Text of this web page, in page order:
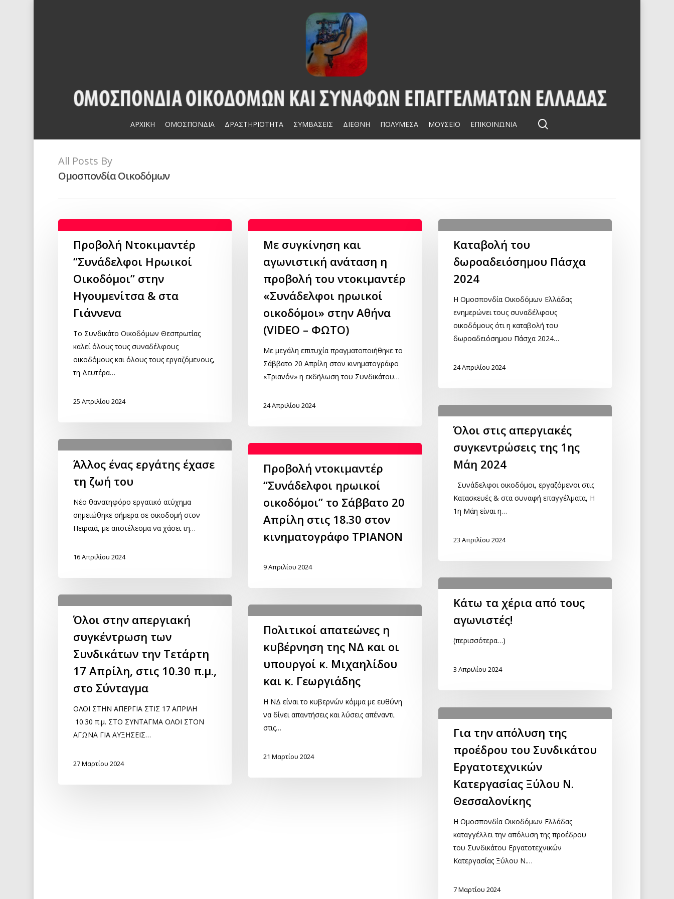
ΑΡΧΙΚΗ ΟΜΟΣΠΟΝΔΙΑ ΔΡΑΣΤΗΡΙΟΤΗΤΑ ΣΥΜΒΑΣΕΙΣ ΔΙΕΘΝΗ ΠΟΛΥΜΕΣΑ ΜΟΥΣΕΙΟ ΕΠΙΚΟΙΝΩΝΙΑ
All Posts By
Ομοσπονδία Οικοδόμων
Προβολή Ντοκιμαντέρ
“Συνάδελφοι Ηρωικοί
Οικοδόμοι” στην
Ηγουμενίτσα & στα
Γιάννενα
Το Συνδικάτο Οικοδόμων Θεσπρωτίας
καλεί όλους τους συναδέλφους
οικοδόμους και όλους τους εργαζόμενους,
τη Δευτέρα…
25 Απριλίου 2024
Με συγκίνηση και
αγωνιστική ανάταση η
προβολή του ντοκιμαντέρ
«Συνάδελφοι ηρωικοί
οικοδόμοι» στην Αθήνα
(VIDEO – ΦΩΤΟ)
Με μεγάλη επιτυχία πραγματοποιήθηκε το
Σάββατο 20 Απρίλη στον κινηματογράφο
«Τριανόν» η εκδήλωση του Συνδικάτου…
24 Απριλίου 2024
Καταβολή του
δωροαδειόσημου Πάσχα
2024
Η Ομοσπονδία Οικοδόμων Ελλάδας
ενημερώνει τους συναδέλφους
οικοδόμους ότι η καταβολή του
δωροαδειόσημου Πάσχα 2024…
24 Απριλίου 2024
Όλοι στις απεργιακές
συγκεντρώσεις της 1ης
Μάη 2024
Συνάδελφοι οικοδόμοι, εργαζόμενοι στις
Κατασκευές & στα συναφή επαγγέλματα, Η
1η Μάη είναι η…
23 Απριλίου 2024
Άλλος ένας εργάτης έχασε
τη ζωή του
Νέο θανατηφόρο εργατικό ατύχημα
σημειώθηκε σήμερα σε οικοδομή στον
Πειραιά, με αποτέλεσμα να χάσει τη…
16 Απριλίου 2024
Προβολή ντοκιμαντέρ
“Συνάδελφοι ηρωικοί
οικοδόμοι” το Σάββατο 20
Απρίλη στις 18.30 στον
κινηματογράφο ΤΡΙΑΝΟΝ
9 Απριλίου 2024
Κάτω τα χέρια από τους
αγωνιστές!
(περισσότερα…)
3 Απριλίου 2024
Όλοι στην απεργιακή
συγκέντρωση των
Συνδικάτων την Τετάρτη
17 Απρίλη, στις 10.30 π.μ.,
στο Σύνταγμα
ΟΛΟΙ ΣΤΗΝ ΑΠΕΡΓΙΑ ΣΤΙΣ 17 ΑΠΡΙΛΗ
10.30 π.μ. ΣΤΟ ΣΥΝΤΑΓΜΑ ΟΛΟΙ ΣΤΟΝ
ΑΓΩΝΑ ΓΙΑ ΑΥΞΗΣΕΙΣ…
27 Μαρτίου 2024
Πολιτικοί απατεώνες η
κυβέρνηση της ΝΔ και οι
υπουργοί κ. Μιχαηλίδου
και κ. Γεωργιάδης
Η ΝΔ είναι το κυβερνών κόμμα με ευθύνη
να δίνει απαντήσεις και λύσεις απέναντι
στις…
21 Μαρτίου 2024
Για την απόλυση της
προέδρου του Συνδικάτου
Εργατοτεχνικών
Κατεργασίας Ξύλου Ν.
Θεσσαλονίκης
Η Ομοσπονδία Οικοδόμων Ελλάδας
καταγγέλλει την απόλυση της προέδρου
του Συνδικάτου Εργατοτεχνικών
Κατεργασίας Ξύλου Ν.…
7 Μαρτίου 2024